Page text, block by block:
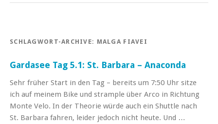
SCHLAGWORT-ARCHIVE: MALGA FIAVEI
Gardasee Tag 5.1: St. Barbara – Anaconda
Sehr früher Start in den Tag – bereits um 7:50 Uhr sitze
ich auf meinem Bike und strample über Arco in Richtung
Monte Velo. In der Theorie würde auch ein Shuttle nach
St. Barbara fahren, leider jedoch nicht heute. Und …